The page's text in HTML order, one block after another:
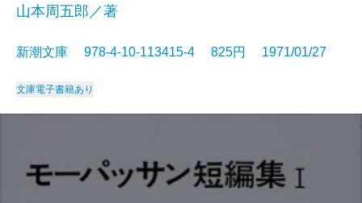
山本周五郎／著
新潮文庫 978-4-10-113415-4 825円 1971/01/27
文庫電子書籍あり